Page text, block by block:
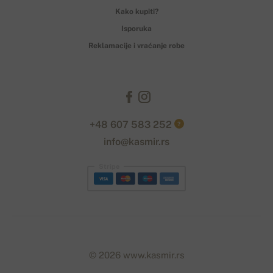
Kako kupiti?
Isporuka
Reklamacije i vraćanje robe
+48 607 583 252 ?
info@kasmir.rs
© 2026 www.kasmir.rs